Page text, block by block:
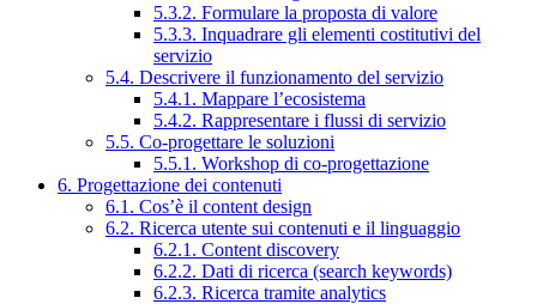
5.3.2. Formulare la proposta di valore
5.3.3. Inquadrare gli elementi costitutivi del
servizio
5.4. Descrivere il funzionamento del servizio
5.4.1. Mappare l’ecosistema
5.4.2. Rappresentare i flussi di servizio
5.5. Co-progettare le soluzioni
5.5.1. Workshop di co-progettazione
6. Progettazione dei contenuti
6.1. Cos’è il content design
6.2. Ricerca utente sui contenuti e il linguaggio
6.2.1. Content discovery
6.2.2. Dati di ricerca (search keywords)
6.2.3. Ricerca tramite analytics